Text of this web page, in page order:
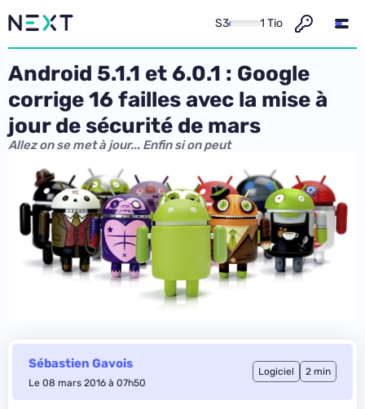
S3 1 Tio
Android 5.1.1 et 6.0.1 : Google
corrige 16 failles avec la mise à
jour de sécurité de mars
Allez on se met à jour... Enfin si on peut
Sébastien Gavois
Le 08 mars 2016 à 07h50
Logiciel 2 min